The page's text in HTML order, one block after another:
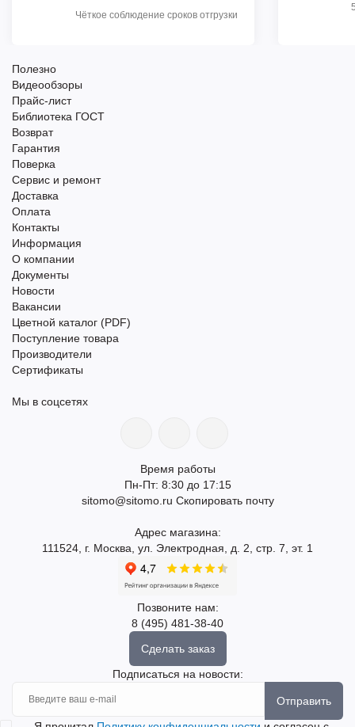
Чёткое соблюдение сроков отгрузки
Полезно
Видеообзоры
Прайс-лист
Библиотека ГОСТ
Возврат
Гарантия
Поверка
Сервис и ремонт
Доставка
Оплата
Контакты
Информация
О компании
Документы
Новости
Вакансии
Цветной каталог (PDF)
Поступление товара
Производители
Сертификаты
Мы в соцсетях
Время работы
Пн-Пт: 8:30 до 17:15
sitomo@sitomo.ru Скопировать почту
Адрес магазина:
111524, г. Москва, ул. Электродная, д. 2, стр. 7, эт. 1
Позвоните нам:
8 (495) 481-38-40
Сделать заказ
Подписаться на новости:
Отправить